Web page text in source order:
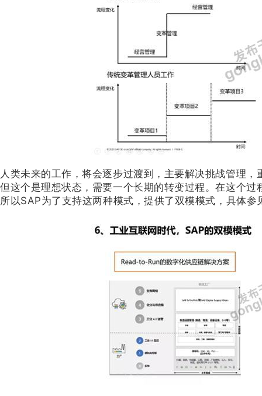
人类未来的工作，将会逐步过渡到，主要解决挑战管理
但这个是理想状态，需要一个长期的转变过程。在这个过
所以SAP为了支持这两种模式，提供了双模模式，具体参